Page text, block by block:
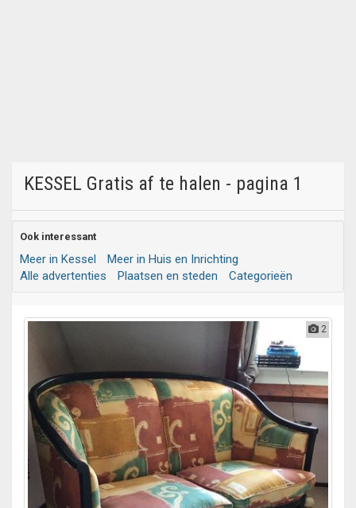
KESSEL Gratis af te halen - pagina 1
Ook interessant
Meer in Kessel
Meer in Huis en Inrichting
Alle advertenties
Plaatsen en steden Categorieën
2